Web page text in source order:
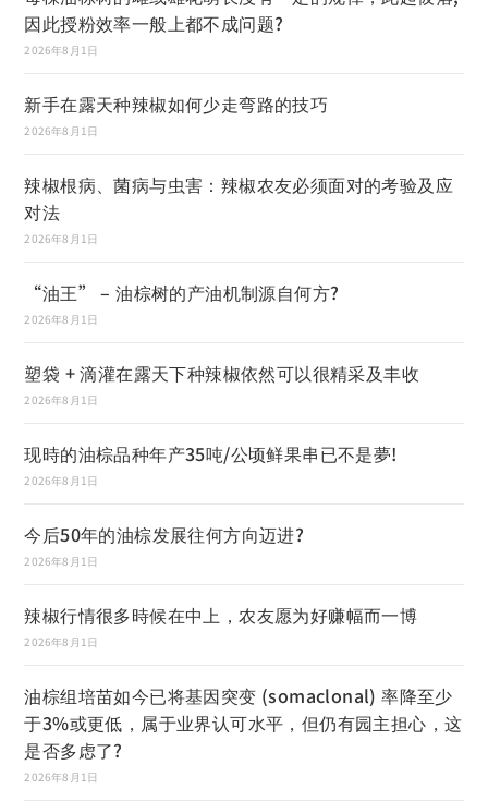
因此授粉效率一般上都不成问题?
2026年8月1日
新手在露天种辣椒如何少走弯路的技巧
2026年8月1日
辣椒根病、菌病与虫害：辣椒农友必须面对的考验及应
对法
2026年8月1日
“油王” – 油棕树的产油机制源自何方?
2026年8月1日
塑袋 + 滴灌在露天下种辣椒依然可以很精采及丰收
2026年8月1日
现時的油棕品种年产35吨/公顷鲜果串已不是夢!
2026年8月1日
今后50年的油棕发展往何方向迈进?
2026年8月1日
辣椒行情很多時候在中上，农友愿为好赚幅而一博
2026年8月1日
油棕组培苗如今已将基因突变 (somaclonal) 率降至少
于3%或更低，属于业界认可水平，但仍有园主担心，这
是否多虑了?
2026年8月1日